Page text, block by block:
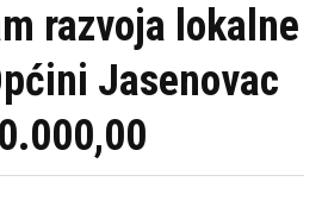
razvoja lokalne
Jasenovac